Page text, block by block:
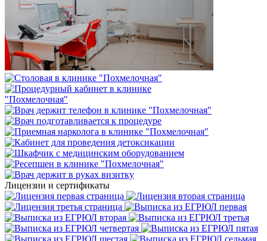
Лицензии и сертификаты